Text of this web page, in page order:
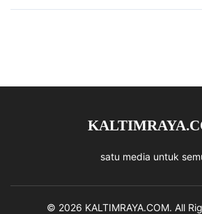
satu media untuk
© 2026 KALTIMRAYA.COM. All